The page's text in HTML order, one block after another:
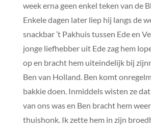
week erna geen enkel teken van de
Enkele dagen later liep hij langs de
snackbar ’t Pakhuis tussen Ede en
jonge liefhebber uit Ede zag hem
op en bracht hem uiteindelijk bij
Ben van Holland. Ben komt
bakkie doen. Inmiddels wisten ze
van ons was en Ben bracht hem
thuishonk. Ik zette hem in zijn